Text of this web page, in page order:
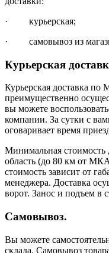
· курьерская;
· самовывоз из
Курьерская
Курьерская доставка по
преимущественно
вы можете
компании. За сутки с
оговаривает время
Минимальная стоимость
область (до 80 км от
стоимость зависит от
менеджера. Доставка
ворот. Занос и подъем в
Самовывоз.
Вы можете
склада. Самовывоз